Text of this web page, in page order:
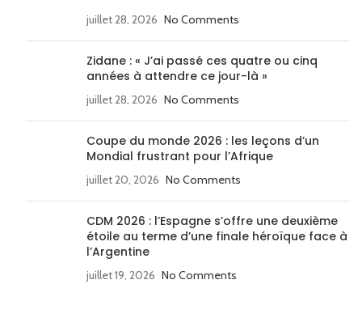
juillet 28, 2026 No Comments
Zidane : « J’ai passé ces quatre ou cinq
années à attendre ce jour-là »
juillet 28, 2026 No Comments
Coupe du monde 2026 : les leçons d’un
Mondial frustrant pour l’Afrique
juillet 20, 2026 No Comments
CDM 2026 : l’Espagne s’offre une deuxième
étoile au terme d’une finale héroïque face à
l’Argentine
juillet 19, 2026 No Comments